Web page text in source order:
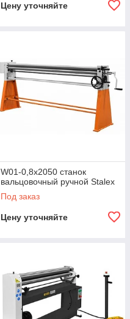
Цену уточняйте
W01-0,8х2050 станок
вальцовочный ручной Stalex
Под заказ
Цену уточняйте